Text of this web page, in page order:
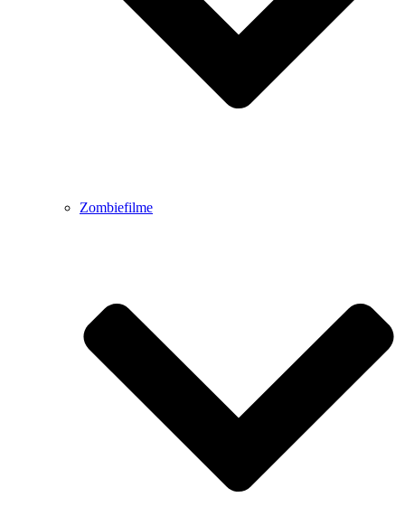
Zombiefilme